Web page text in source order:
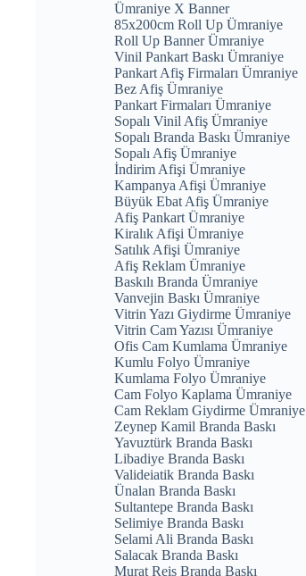
Ümraniye X Banner
85x200cm Roll Up Ümraniye
Roll Up Banner Ümraniye
Vinil Pankart Baskı Ümraniye
Pankart Afiş Firmaları Ümraniye
Bez Afiş Ümraniye
Pankart Firmaları Ümraniye
Sopalı Vinil Afiş Ümraniye
Sopalı Branda Baskı Ümraniye
Sopalı Afiş Ümraniye
İndirim Afişi Ümraniye
Kampanya Afişi Ümraniye
Büyük Ebat Afiş Ümraniye
Afiş Pankart Ümraniye
Kiralık Afişi Ümraniye
Satılık Afişi Ümraniye
Afiş Reklam Ümraniye
Baskılı Branda Ümraniye
Vanvejin Baskı Ümraniye
Vitrin Yazı Giydirme Ümraniye
Vitrin Cam Yazısı Ümraniye
Ofis Cam Kumlama Ümraniye
Kumlu Folyo Ümraniye
Kumlama Folyo Ümraniye
Cam Folyo Kaplama Ümraniye
Cam Reklam Giydirme Ümraniye
Zeynep Kamil Branda Baskı
Yavuztürk Branda Baskı
Libadiye Branda Baskı
Valideiatik Branda Baskı
Ünalan Branda Baskı
Sultantepe Branda Baskı
Selimiye Branda Baskı
Selami Ali Branda Baskı
Salacak Branda Baskı
Murat Reis Branda Baskı